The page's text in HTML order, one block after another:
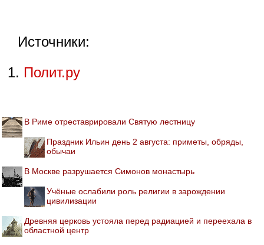
Источники:
Полит.ру
В Риме отреставрировали Святую лестницу
Праздник Ильин день 2 августа: приметы, обряды,
обычаи
В Москве разрушается Симонов монастырь
Учёные ослабили роль религии в зарождении
цивилизации
Древняя церковь устояла перед радиацией и переехала в
областной центр